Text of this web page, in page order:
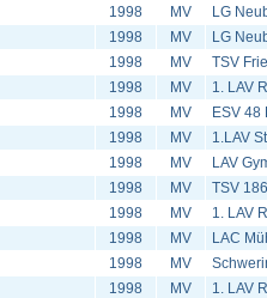
1998 MV
LG
1998 MV
LG
1998 MV
TSV
1998 MV
1. LAV
1998 MV
ESV 48
1998 MV
1.LAV
1998 MV
LAV
1998 MV
TSV
1998 MV
1. LAV
1998 MV
LAC
1998 MV
1998 MV
1. LAV